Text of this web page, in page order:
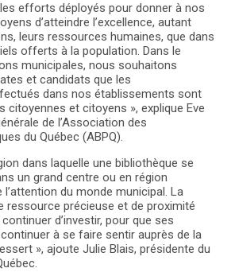
efforts déployés pour donner à nos
d’atteindre l’excellence, autant
leurs ressources humaines, que dans
offerts à la population. Dans le
municipales, nous souhaitons
et candidats que les
dans nos établissements sont
citoyennes et citoyens », explique Eve
de l’Association des
du Québec (ABPQ).
dans laquelle une bibliothèque se
un grand centre ou en région
l’attention du monde municipal. La
ressource précieuse et de proximité
d’investir, pour que ses
à se faire sentir auprès de la
», ajoute Julie Blais, présidente du